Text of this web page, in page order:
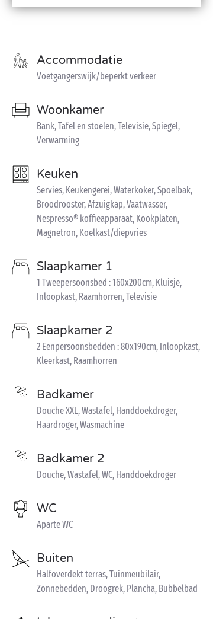
Accommodatie
Voetgangerswijk/beperkt verkeer
Woonkamer
Bank, Tafel en stoelen, Televisie, Spiegel,
Verwarming
Keuken
Servies, Keukengerei, Waterkoker, Spoelbak,
Broodrooster, Afzuigkap, Vaatwasser,
Nespresso® koffieapparaat, Kookplaten,
Magnetron, Koelkast/diepvries
Slaapkamer 1
1 Tweepersoonsbed : 160x200cm, Kluisje,
Inloopkast, Raamhorren, Televisie
Slaapkamer 2
2 Eenpersoonsbedden : 80x190cm, Inloopkast,
Kleerkast, Raamhorren
Badkamer
Douche XXL, Wastafel, Handdoekdroger,
Haardroger, Wasmachine
Badkamer 2
Douche, Wastafel, WC, Handdoekdroger
WC
Aparte WC
Buiten
Halfoverdekt terras, Tuinmeubilair,
Zonnebedden, Droogrek, Plancha, Bubbelbad